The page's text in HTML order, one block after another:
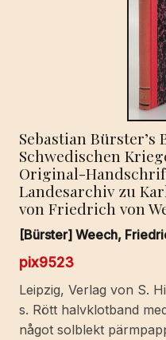
Sebastian Bürster’s
Schwedischen
Original-
Landesarchiv zu
von Friedrich von
[Bürster] Weech,
pix9523
Leipzig, Verlag von S.
s. Rött halvklotband
något solblekt